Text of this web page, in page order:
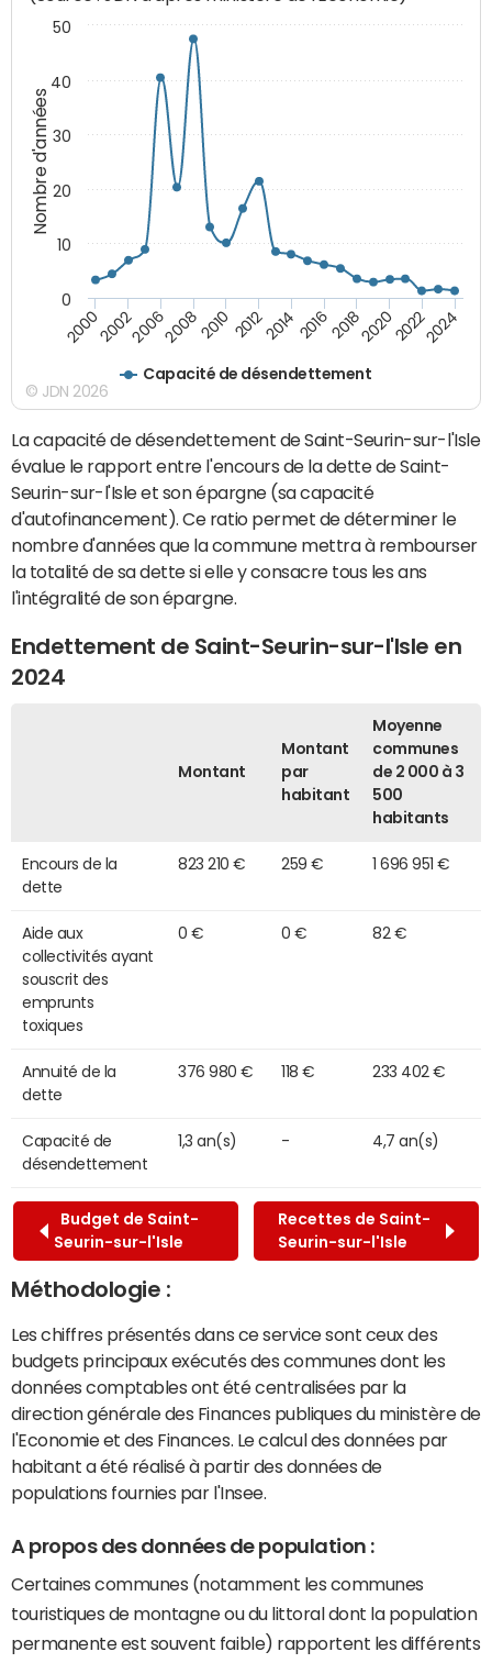
Nombre d'années
Capacité de désendettement
20002002200620082010 2012201420162018202020222024
0
10
20
30
40
50
© JDN 2026
La capacité de désendettement de Saint-Seurin-sur-l'Isle
évalue le rapport entre l'encours de la dette de Saint-
Seurin-sur-l'Isle et son épargne (sa capacité
d'autofinancement). Ce ratio permet de déterminer le
nombre d'années que la commune mettra à rembourser
la totalité de sa dette si elle y consacre tous les ans
l'intégralité de son épargne.
Endettement de Saint-Seurin-sur-l'Isle en
2024
Montant
Montant
par
habitant
Moyenne
communes
de 2 000 à 3
500
habitants
Encours de la
dette
823 210 € 259 € 1 696 951 €
Aide aux
collectivités ayant
souscrit des
emprunts
toxiques
0 € 0 € 82 €
Annuité de la
dette
376 980 € 118 € 233 402 €
Capacité de
désendettement
1,3 an(s) - 4,7 an(s)
Budget de Saint-
Seurin-sur-l'Isle
Recettes de Saint-
Seurin-sur-l'Isle
Méthodologie :
Les chiffres présentés dans ce service sont ceux des
budgets principaux exécutés des communes dont les
données comptables ont été centralisées par la
direction générale des Finances publiques du ministère de
l'Economie et des Finances. Le calcul des données par
habitant a été réalisé à partir des données de
populations fournies par l'Insee.
A propos des données de population :
Certaines communes (notamment les communes
touristiques de montagne ou du littoral dont la population
permanente est souvent faible) rapportent les différents